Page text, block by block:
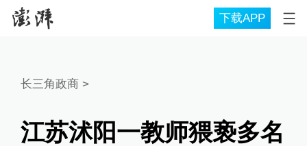
下载APP
长三角政商 >
江苏沭阳一教师猥亵多名